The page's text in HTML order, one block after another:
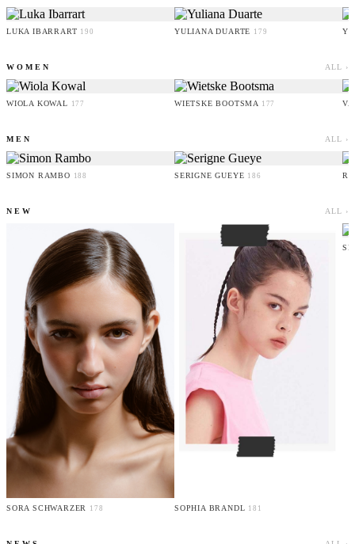
LUKA IBARRART 190 YULIANA DUARTE 179
WOMEN ALL ›
WIOLA KOWAL 177 WIETSKE BOOTSMA 177
MEN ALL ›
SIMON RAMBO 188 SERIGNE GUEYE 186
NEW ALL ›
SORA SCHWARZER 178 SOPHIA BRANDL 181